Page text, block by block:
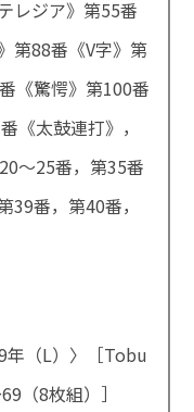
レジア》第55番
第88番《V字》第
《驚愕》第100番
《太鼓連打》，
～25番，第35番
39番，第40番，
年（L）〉［Tobu
（8枚組）］